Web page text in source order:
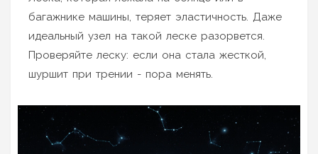
багажнике машины, теряет эластичность. Даже
идеальный узел на такой леске разорвется.
Проверяйте леску: если она стала жесткой,
шуршит при трении - пора менять.